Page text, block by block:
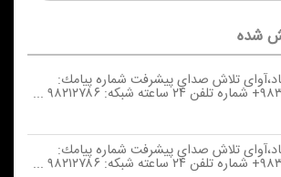
شده
تلاش صدای پیشرفت شماره پیامك:
۹۸۲۱۲۷۸۶ ...
تلاش صدای پیشرفت شماره پیامك:
۹۸۲۱۲۷۸۶ ...